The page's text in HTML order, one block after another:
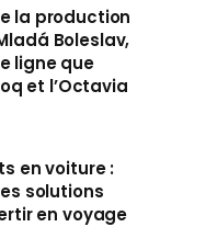
la production
Boleslav,
ligne que
et l’Octavia
en voiture :
solutions
en voyage